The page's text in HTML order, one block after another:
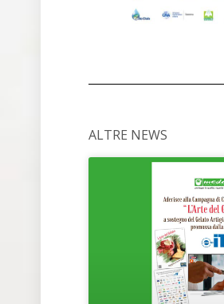
ALTRE NEWS